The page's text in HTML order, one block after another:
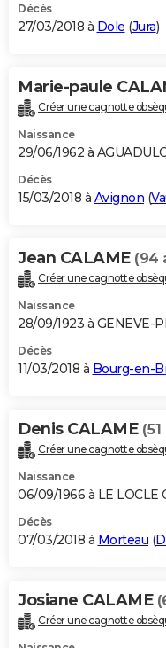
Décès
27/03/2018 à Dole (Jura)
Marie-paule
Créer une cagnotte
Naissance
29/06/1962 à
Décès
15/03/2018 à Avignon (
Jean CALAME (94
Créer une cagnotte
Naissance
28/09/1923 à GENEVE-
Décès
11/03/2018 à Bourg-en-
Denis CALAME
Créer une cagnotte
Naissance
06/09/1966 à LE LOCLE
Décès
07/03/2018 à Morteau (
Josiane CALAME
Créer une cagnotte